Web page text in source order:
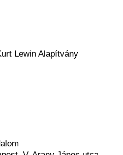
Lewin Alapítvány